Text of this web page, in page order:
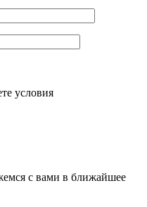
условия
с вами в ближайшее